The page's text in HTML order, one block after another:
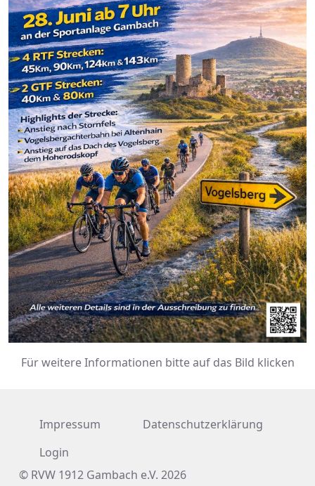
Für weitere Informationen bitte auf das Bild klicken
Impressum
Datenschutzerklärung
Login
© RVW 1912 Gambach e.V. 2026